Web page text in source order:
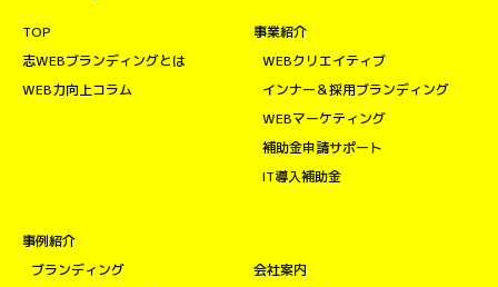
TOP
志WEBブランディングとは
WEB力向上コラム
事業紹介
WEBクリエイティブ
インナー＆採用ブランディング
WEBマーケティング
補助金申請サポート
IT導入補助金
事例紹介
ブランディング
会社案内